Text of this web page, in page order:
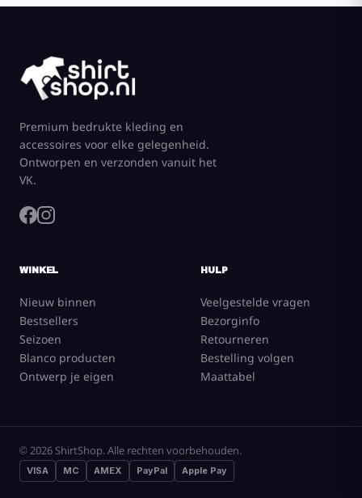
Premium bedrukte kleding en
accessoires voor elke gelegenheid.
Ontworpen en verzonden vanuit het
VK.
WINKEL
Nieuw binnen
Bestsellers
Seizoen
Blanco producten
Ontwerp je eigen
HULP
Veelgestelde vragen
Bezorginfo
Retourneren
Bestelling volgen
Maattabel
© 2026 ShirtShop. Alle rechten voorbehouden.
VISA MC AMEX PayPal Apple Pay